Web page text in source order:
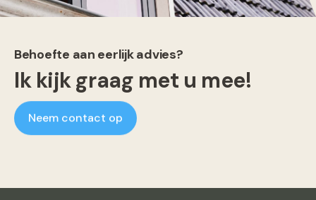
Behoefte aan eerlijk advies?
Ik kijk graag met u mee!
Neem contact op